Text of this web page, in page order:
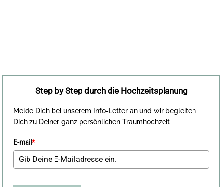
Step by Step durch die Hochzeitsplanung
Melde Dich bei unserem Info-Letter an und wir begleiten
Dich zu Deiner ganz persönlichen Traumhochzeit
E-mail*